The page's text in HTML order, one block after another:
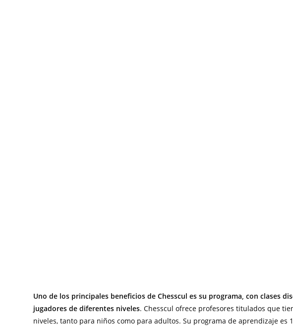
Uno de los principales beneficios de Chesscul es su programa, con clases
jugadores de diferentes niveles. Chesscul ofrece profesores titulados que
niveles, tanto para niños como para adultos. Su programa de aprendizaje es